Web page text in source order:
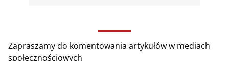
Zapraszamy do komentowania artykułów w mediach
społecznościowych